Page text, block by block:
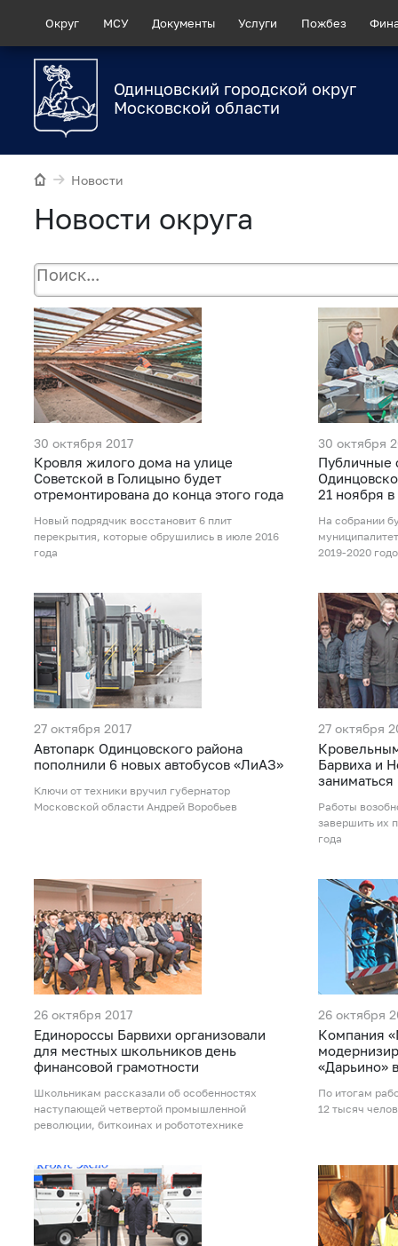
Округ МСУ Документы Услуги Пожбез
Одинцовский городской округ
Московской области
Новости
Новости округа
30 октября 2017
Кровля жилого дома на улице
Советской в Голицыно будет
отремонтирована до конца этого года
Новый подрядчик восстановит 6 плит
перекрытия, которые обрушились в июле 2016
года
30 октября
Публичные
21 ноября
На собрании
2019-2020
27 октября 2017
Автопарк Одинцовского района
пополнили 6 новых автобусов «ЛиАЗ»
Ключи от техники вручил губернатор
Московской области Андрей Воробьев
27 октября
Барвиха и
Работы
завершить их
года
26 октября 2017
Единороссы Барвихи организовали
для местных школьников день
финансовой грамотности
Школьникам рассказали об особенностях
наступающей четвертой промышленной
революции, биткоинах и робототехнике
26 октября
Компания
«Дарьино»
По итогам
12 тысяч